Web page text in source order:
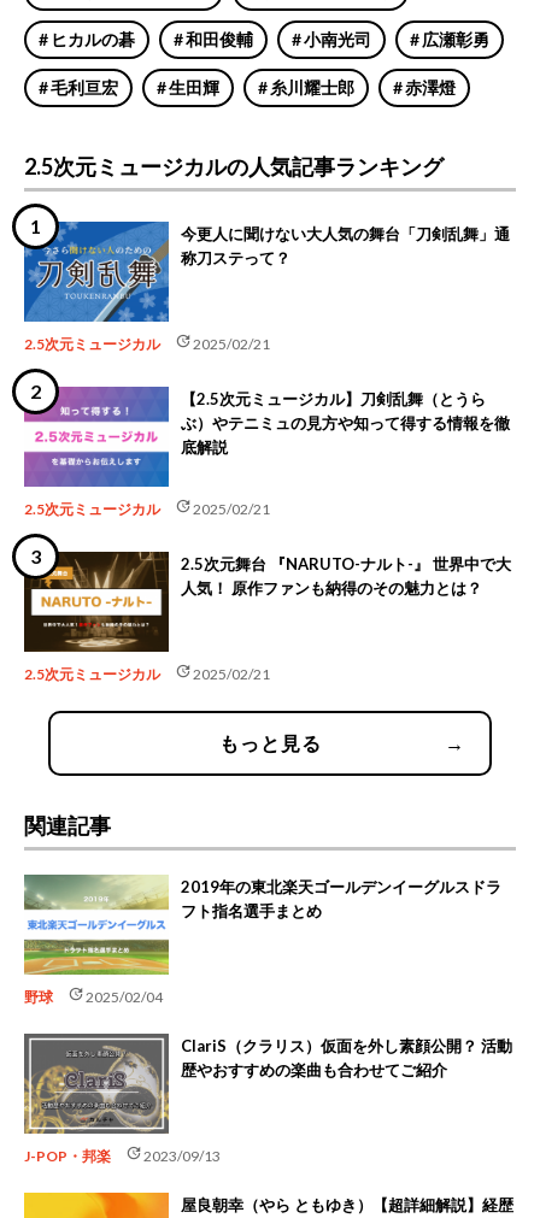
ヒカルの碁 和田俊輔 小南光司 広瀬彰勇
毛利亘宏 生田輝 糸川耀士郎 赤澤燈
2.5次元ミュージカルの人気記事ランキング
今更人に聞けない大人気の舞台「刀剣乱舞」通
称刀ステって？
2.5次元ミュージカル update2025/02/21
【2.5次元ミュージカル】刀剣乱舞（とうら
ぶ）やテニミュの見方や知って得する情報を徹
底解説
2.5次元ミュージカル update2025/02/21
2.5次元舞台 『NARUTO-ナルト-』 世界中で大
人気！ 原作ファンも納得のその魅力とは？
2.5次元ミュージカル update2025/02/21
もっと見る →
関連記事
2019年の東北楽天ゴールデンイーグルスドラ
フト指名選手まとめ
野球 update2025/02/04
ClariS（クラリス）仮面を外し素顔公開？ 活動
歴やおすすめの楽曲も合わせてご紹介
J-POP・邦楽 update2023/09/13
屋良朝幸（やら ともゆき）【超詳細解説】経歴